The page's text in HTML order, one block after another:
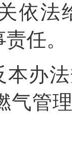
依法
任。
本办
气管